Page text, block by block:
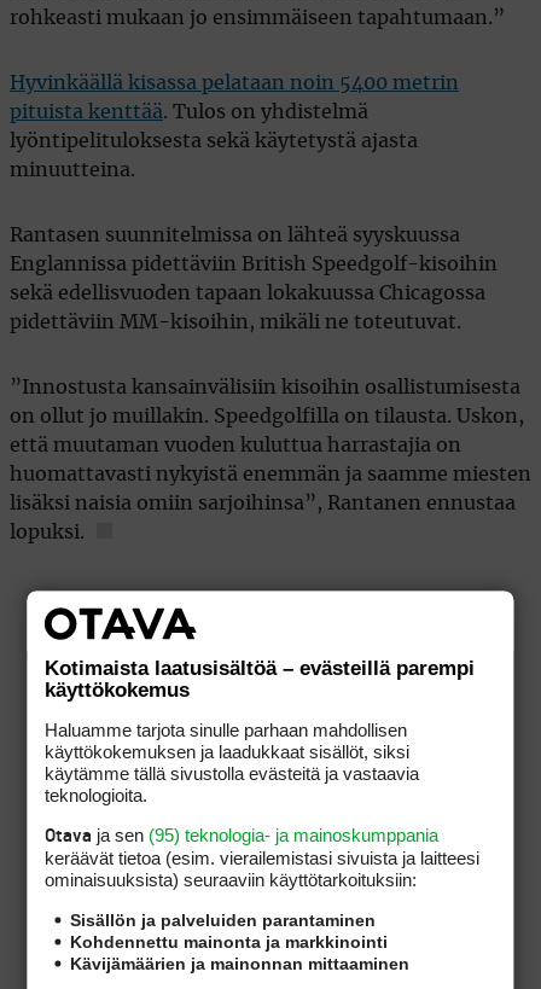
rohkeasti mukaan jo ensimmäiseen tapahtumaan.”
Hyvinkäällä kisassa pelataan noin 5400 metrin
pituista kenttää. Tulos on yhdistelmä
lyöntipelituloksesta sekä käytetystä ajasta
minuutteina.
Rantasen suunnitelmissa on lähteä syyskuussa
Englannissa pidettäviin British Speedgolf-kisoihin
sekä edellisvuoden tapaan lokakuussa Chicagossa
pidettäviin MM-kisoihin, mikäli ne toteutuvat.
”Innostusta kansainvälisiin kisoihin osallistumisesta
on ollut jo muillakin. Speedgolfilla on tilausta. Uskon,
että muutaman vuoden kuluttua harrastajia on
huomattavasti nykyistä enemmän ja saamme miesten
lisäksi naisia omiin sarjoihinsa”, Rantanen ennustaa
lopuksi.
Kotimaista laatusisältöä – evästeillä parempi
käyttökokemus
Haluamme tarjota sinulle parhaan mahdollisen
käyttökokemuksen ja laadukkaat sisällöt, siksi
käytämme tällä sivustolla evästeitä ja vastaavia
teknologioita.
Otava ja sen (95) teknologia- ja mainoskumppania
keräävät tietoa (esim. vierailemis­tasi sivuista ja laitteesi
ominaisuuk­sista) seuraaviin käyttötarkoituksiin:
Sisällön ja palveluiden parantaminen
Kohdennettu mainonta ja markkinointi
Kävijämäärien ja mainonnan mittaaminen